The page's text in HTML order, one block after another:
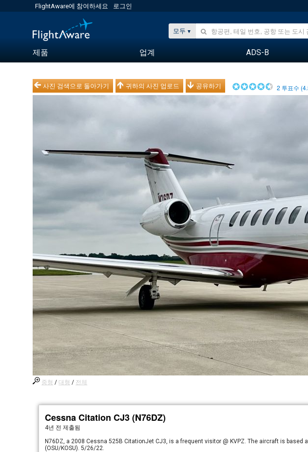
FlightAware에 참여하세요 로그인
모두
제품 업계 ADS-B
사진 검색으로 돌아가기 귀하의 사진 업로드 공유하기 2 투표수 (
중형 / 대형 / 전체
Cessna Citation CJ3 (N76DZ)
4년 전 제출됨
N76DZ, a 2008 Cessna 525B CitationJet CJ3, is a frequent visitor @ KVPZ. The aircraft is based
(OSU/KOSU). 5/26/22.